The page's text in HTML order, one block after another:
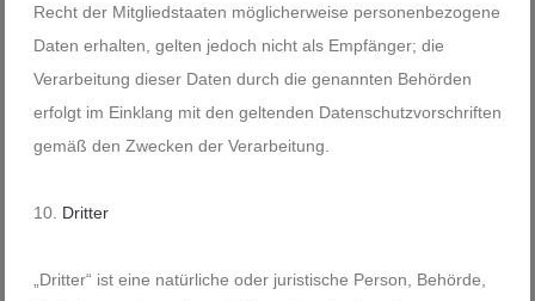
Recht der Mitgliedstaaten möglicherweise personenbezogene
Daten erhalten, gelten jedoch nicht als Empfänger; die
Verarbeitung dieser Daten durch die genannten Behörden
erfolgt im Einklang mit den geltenden Datenschutzvorschriften
gemäß den Zwecken der Verarbeitung.
Dritter
„Dritter“ ist eine natürliche oder juristische Person, Behörde,